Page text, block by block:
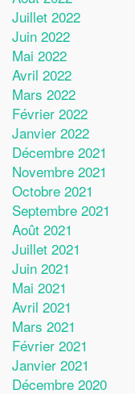
Juillet 2022
Juin 2022
Mai 2022
Avril 2022
Mars 2022
Février 2022
Janvier 2022
Décembre 2021
Novembre 2021
Octobre 2021
Septembre 2021
Août 2021
Juillet 2021
Juin 2021
Mai 2021
Avril 2021
Mars 2021
Février 2021
Janvier 2021
Décembre 2020